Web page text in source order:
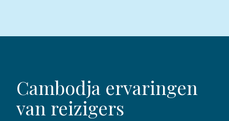
Cambodja ervaringen
van reizigers